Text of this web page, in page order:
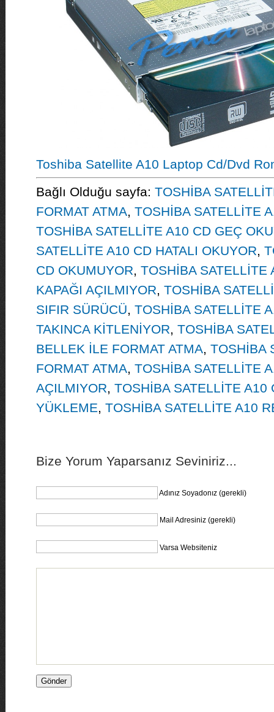
Toshiba Satellite A10 Laptop Cd/Dvd
Bağlı Olduğu sayfa: TOSHİBA
FORMAT ATMA, TOSHİBA SATELLİTE
TOSHİBA SATELLİTE A10 CD GEÇ
SATELLİTE A10 CD HATALI OKUYOR,
CD OKUMUYOR, TOSHİBA SATELLİTE
KAPAĞI AÇILMIYOR, TOSHİBA
SIFIR SÜRÜCÜ, TOSHİBA SATELLİTE
TAKINCA KİTLENİYOR, TOSHİBA
BELLEK İLE FORMAT ATMA, TOSHİBA
FORMAT ATMA, TOSHİBA SATELLİTE
AÇILMIYOR, TOSHİBA SATELLİTE A10
YÜKLEME, TOSHİBA SATELLİTE A10
Bize Yorum Yaparsanız Seviniriz...
Adınız Soyadonız (gerekli)
Mail Adresiniz (gerekli)
Varsa Websiteniz